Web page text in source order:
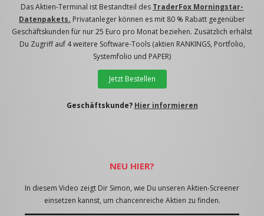
Das Aktien-Terminal ist Bestandteil des TraderFox Morningstar-
Datenpakets. Privatanleger können es mit 80 % Rabatt gegenüber
Geschäftskunden für nur 25 Euro pro Monat beziehen. Zusätzlich erhälst
Du Zugriff auf 4 weitere Software-Tools (aktien RANKINGS, Portfolio,
Systemfolio und PAPER)
Jetzt Bestellen
Geschäftskunde? Hier informieren
NEU HIER?
In diesem Video zeigt Dir Simon, wie Du unseren Aktien-Screener
einsetzen kannst, um chancenreiche Aktien zu finden.